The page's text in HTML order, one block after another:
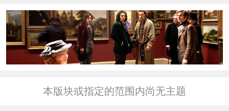
本版块或指定的范围内尚无主题